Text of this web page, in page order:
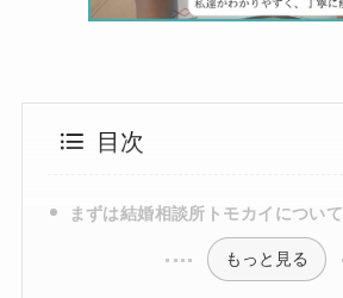
目次
まずは結婚相談所トモカイについて
もっと見る